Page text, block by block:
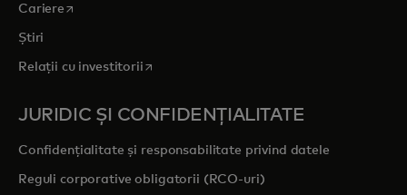
Cariere opens in a new tab
Știri
Relații cu investitoriiopens in a new tab
JURIDIC ȘI CONFIDENȚIALITATE
Confidențialitate și responsabilitate privind datele
Reguli corporative obligatorii (RCO-uri)